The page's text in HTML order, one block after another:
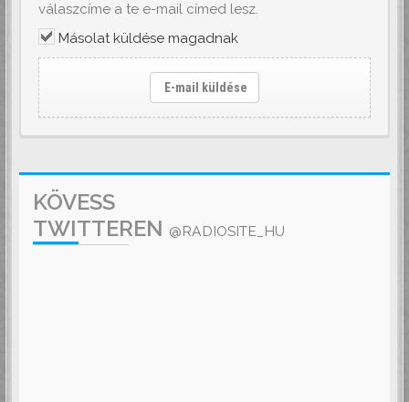
válaszcíme a te e-mail címed lesz.
Másolat küldése magadnak
E-mail küldése
KÖVESS
TWITTEREN @RADIOSITE_HU